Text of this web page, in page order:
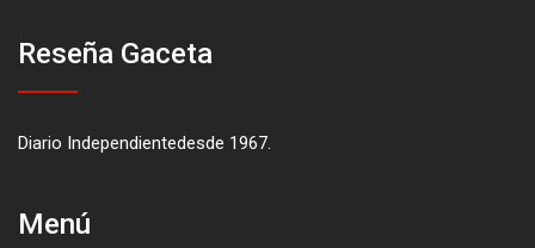
Reseña Gaceta
Diario Independientedesde 1967.
Menú